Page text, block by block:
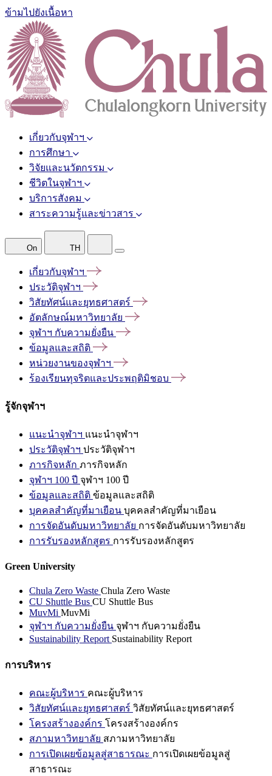
ข้ามไปยังเนื้อหา
เกี่ยวกับจุฬาฯ
การศึกษา
วิจัยและนวัตกรรม
ชีวิตในจุฬาฯ
บริการสังคม
สาระความรู้และข่าวสาร
On TH
เกี่ยวกับจุฬาฯ
ประวัติจุฬาฯ
วิสัยทัศน์และยุทธศาสตร์
อัตลักษณ์มหาวิทยาลัย
จุฬาฯ กับความยั่งยืน
ข้อมูลและสถิติ
หน่วยงานของจุฬาฯ
ร้องเรียนทุจริตและประพฤติมิชอบ
รู้จักจุฬาฯ
แนะนำจุฬาฯ แนะนำจุฬาฯ
ประวัติจุฬาฯ ประวัติจุฬาฯ
ภารกิจหลัก ภารกิจหลัก
จุฬาฯ 100 ปี จุฬาฯ 100 ปี
ข้อมูลและสถิติ ข้อมูลและสถิติ
บุคคลสำคัญที่มาเยือน บุคคลสำคัญที่มาเยือน
การจัดอันดับมหาวิทยาลัย การจัดอันดับมหาวิทยาลัย
การรับรองหลักสูตร การรับรองหลักสูตร
Green University
Chula Zero Waste Chula Zero Waste
CU Shuttle Bus CU Shuttle Bus
MuvMi MuvMi
จุฬาฯ กับความยั่งยืน จุฬาฯ กับความยั่งยืน
Sustainability Report Sustainability Report
การบริหาร
คณะผู้บริหาร คณะผู้บริหาร
วิสัยทัศน์และยุทธศาสตร์ วิสัยทัศน์และยุทธศาสตร์
โครงสร้างองค์กร โครงสร้างองค์กร
สภามหาวิทยาลัย สภามหาวิทยาลัย
การเปิดเผยข้อมูลสู่สาธารณะ การเปิดเผยข้อมูลสู่
สาธารณะ